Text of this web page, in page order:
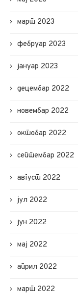
март 2023
фебруар 2023
јануар 2023
децембар 2022
новембар 2022
октобар 2022
септембар 2022
август 2022
јул 2022
јун 2022
мај 2022
април 2022
март 2022